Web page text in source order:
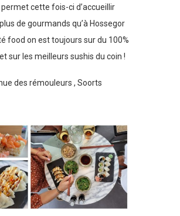
cette fois-ci d’accueillir
de gourmands qu’à Hossegor
food on est toujours sur du 100%
sur les meilleurs sushis du coin !
des rémouleurs , Soorts